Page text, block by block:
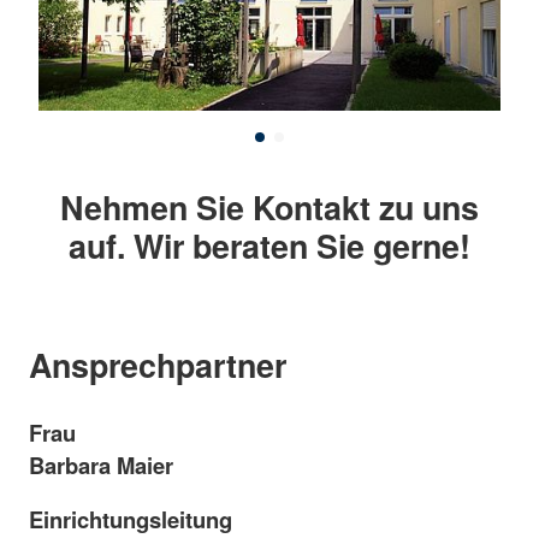
Nehmen Sie Kontakt zu uns
auf. Wir beraten Sie gerne!
Ansprechpartner
Frau
Barbara Maier
Einrichtungsleitung